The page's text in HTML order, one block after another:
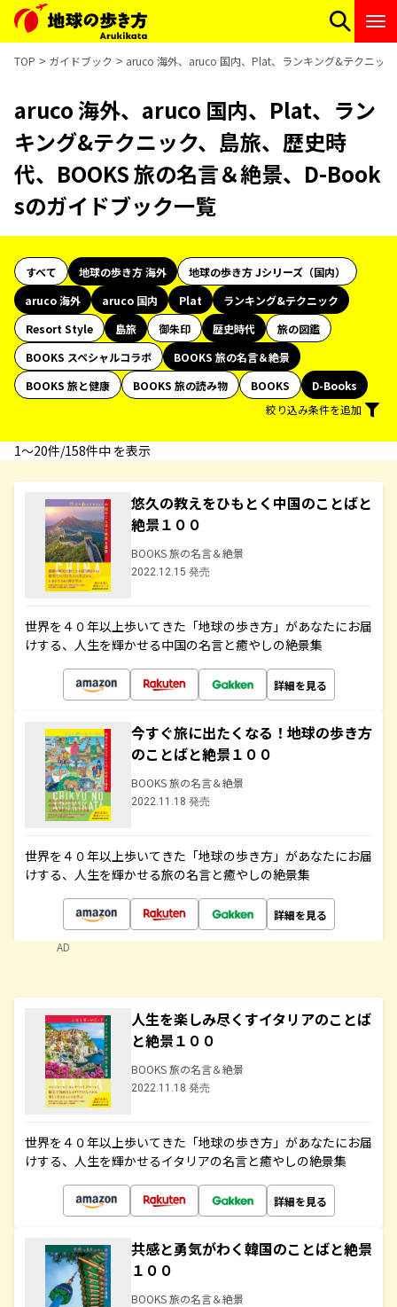
TOP ガイドブック aruco 海外、aruco 国内、Plat、ランキング&テクニッ
aruco 海外、aruco 国内、Plat、ラン
キング&テクニック、島旅、歴史時
代、BOOKS 旅の名言＆絶景、D-Book
sのガイドブック一覧
すべて 地球の歩き方 海外
地球の歩き方 Jシリーズ（国内）
aruco 海外
aruco 国内 Plat
ランキング&テクニック
Resort Style
島旅 御朱印 歴史時代
旅の図鑑
BOOKS スペシャルコラボ
BOOKS 旅の名言＆絶景
BOOKS 旅と健康
BOOKS 旅の読み物 BOOKS
D-Books
絞り込み条件を追加
1〜20件/158件中 を表示
悠久の教えをひもとく中国のことばと
絶景１００
BOOKS 旅の名言＆絶景
2022.12.15 発売
世界を４０年以上歩いてきた「地球の歩き方」があなたにお届
けする、人生を輝かせる中国の名言と癒やしの絶景集
詳細を見る
今すぐ旅に出たくなる！地球の歩き方
のことばと絶景１００
BOOKS 旅の名言＆絶景
2022.11.18 発売
世界を４０年以上歩いてきた「地球の歩き方」があなたにお届
けする、人生を輝かせる旅の名言と癒やしの絶景集
詳細を見る
AD
人生を楽しみ尽くすイタリアのことば
と絶景１００
BOOKS 旅の名言＆絶景
2022.11.18 発売
世界を４０年以上歩いてきた「地球の歩き方」があなたにお届
けする、人生を輝かせるイタリアの名言と癒やしの絶景集
詳細を見る
共感と勇気がわく韓国のことばと絶景
１００
BOOKS 旅の名言＆絶景